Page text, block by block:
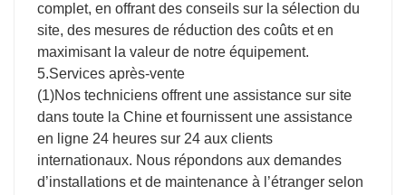
complet, en offrant des conseils sur la sélection du
site, des mesures de réduction des coûts et en
maximisant la valeur de notre équipement.
5.Services après-vente
(1)Nos techniciens offrent une assistance sur site
dans toute la Chine et fournissent une assistance
en ligne 24 heures sur 24 aux clients
internationaux. Nous répondons aux demandes
d’installations et de maintenance à l’étranger selon